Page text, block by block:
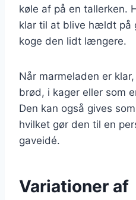
køle af på en tallerken.
klar til at blive hældt på
koge den lidt længere.
Når marmeladen er
brød, i kager eller som
Den kan også gives
hvilket gør den til en
gaveidé.
Variationer af